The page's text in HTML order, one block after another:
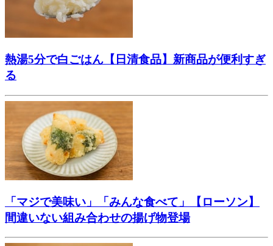
熱湯5分で白ごはん【日清食品】新商品が便利すぎ
る
「マジで美味い」「みんな食べて」【ローソン】
間違いない組み合わせの揚げ物登場